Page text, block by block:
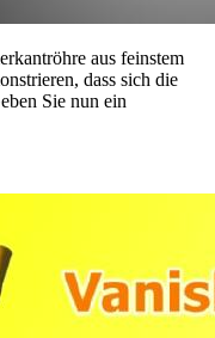
aus feinstem
dass sich die
Sie nun ein